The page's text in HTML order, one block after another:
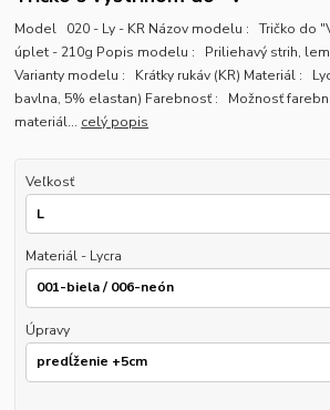
Model 020 - Ly - KR Názov modelu : Tričko do
úplet - 210g Popis modelu : Priliehavý strih,
Varianty modelu : Krátky rukáv (KR) Materiál :
bavlna, 5% elastan) Farebnosť : Možnosť
materiál... celý popis
Veľkosť
Materiál - Lycra
Úpravy